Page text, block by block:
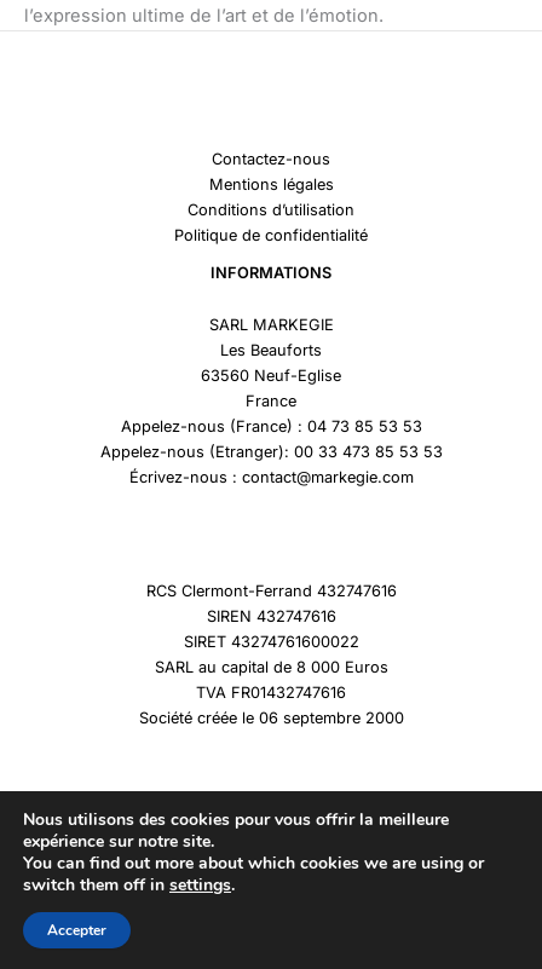
l’expression ultime de l’art et de l’émotion.
Contactez-nous
Mentions légales
Conditions d’utilisation
Politique de confidentialité
INFORMATIONS
SARL MARKEGIE
Les Beauforts
63560 Neuf-Eglise
France
Appelez-nous (France) : 04 73 85 53 53
Appelez-nous (Etranger): 00 33 473 85 53 53
Écrivez-nous : contact@markegie.com
RCS Clermont-Ferrand 432747616
SIREN 432747616
SIRET 43274761600022
SARL au capital de 8 000 Euros
TVA FR01432747616
Société créée le 06 septembre 2000
Copyright © 2026 Marqueshistoire
Nous utilisons des cookies pour vous offrir la meilleure
expérience sur notre site.
You can find out more about which cookies we are using or
switch them off in settings.
Accepter